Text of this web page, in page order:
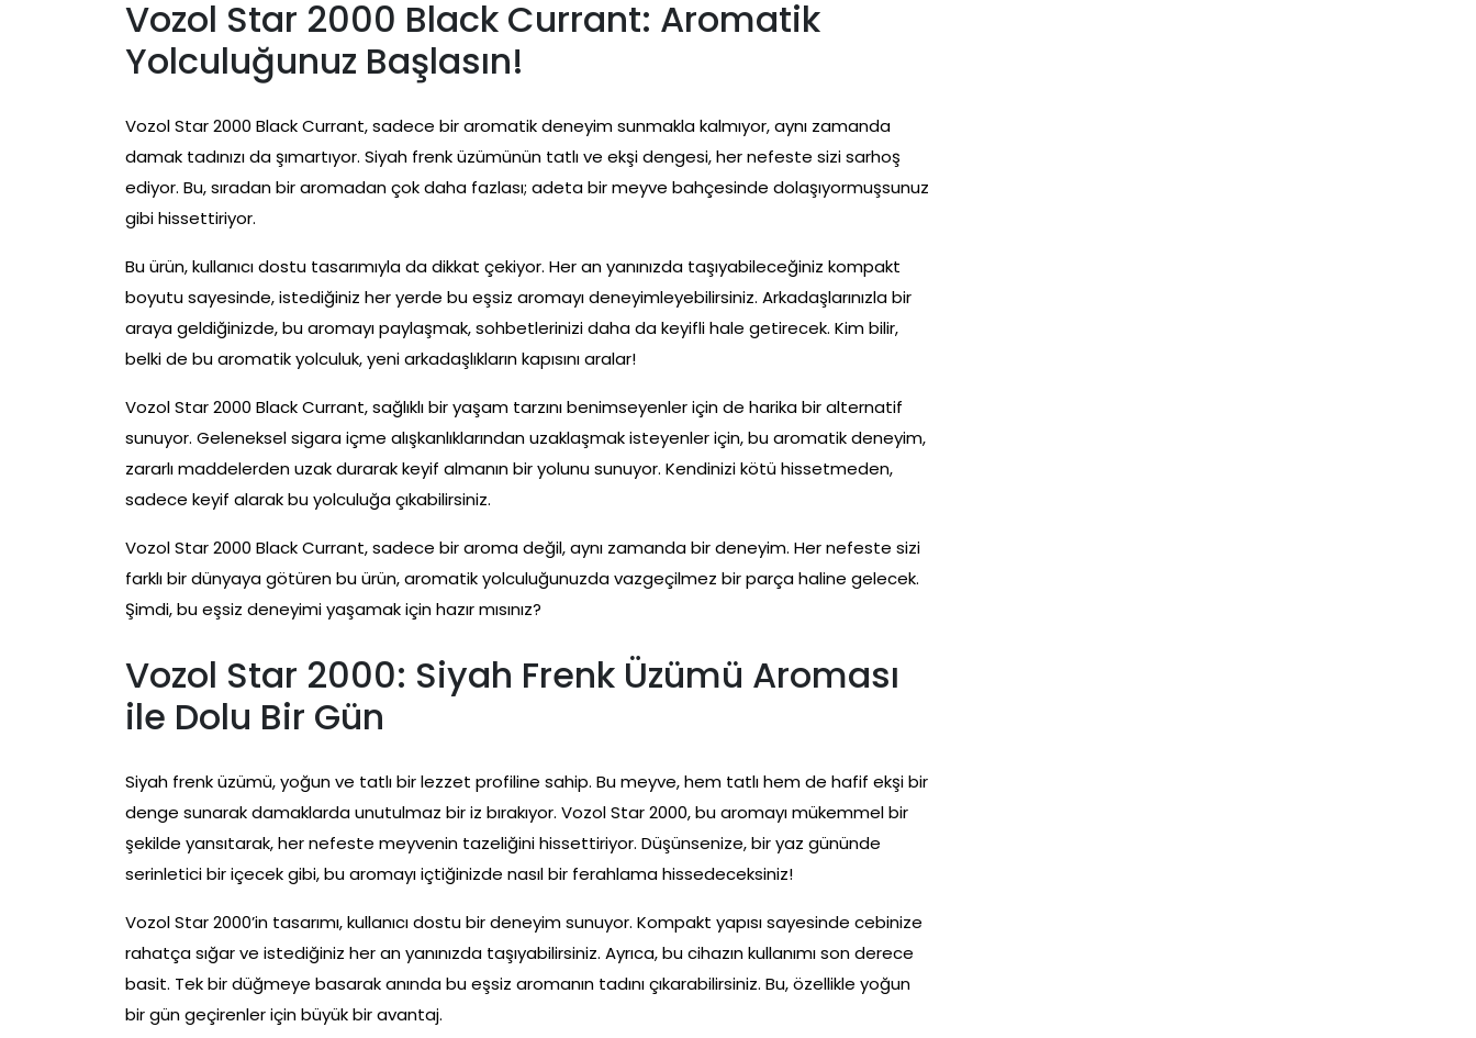
Vozol Star 2000 Black Currant: Aromatik
Yolculuğunuz Başlasın!
Vozol Star 2000 Black Currant, sadece bir aromatik deneyim sunmakla kalmıyor, aynı zamanda
damak tadınızı da şımartıyor. Siyah frenk üzümünün tatlı ve ekşi dengesi, her nefeste sizi sarhoş
ediyor. Bu, sıradan bir aromadan çok daha fazlası; adeta bir meyve bahçesinde dolaşıyormuşsunuz
gibi hissettiriyor.
Bu ürün, kullanıcı dostu tasarımıyla da dikkat çekiyor. Her an yanınızda taşıyabileceğiniz kompakt
boyutu sayesinde, istediğiniz her yerde bu eşsiz aromayı deneyimleyebilirsiniz. Arkadaşlarınızla bir
araya geldiğinizde, bu aromayı paylaşmak, sohbetlerinizi daha da keyifli hale getirecek. Kim bilir,
belki de bu aromatik yolculuk, yeni arkadaşlıkların kapısını aralar!
Vozol Star 2000 Black Currant, sağlıklı bir yaşam tarzını benimseyenler için de harika bir alternatif
sunuyor. Geleneksel sigara içme alışkanlıklarından uzaklaşmak isteyenler için, bu aromatik deneyim,
zararlı maddelerden uzak durarak keyif almanın bir yolunu sunuyor. Kendinizi kötü hissetmeden,
sadece keyif alarak bu yolculuğa çıkabilirsiniz.
Vozol Star 2000 Black Currant, sadece bir aroma değil, aynı zamanda bir deneyim. Her nefeste sizi
farklı bir dünyaya götüren bu ürün, aromatik yolculuğunuzda vazgeçilmez bir parça haline gelecek.
Şimdi, bu eşsiz deneyimi yaşamak için hazır mısınız?
Vozol Star 2000: Siyah Frenk Üzümü Aroması
ile Dolu Bir Gün
Siyah frenk üzümü, yoğun ve tatlı bir lezzet profiline sahip. Bu meyve, hem tatlı hem de hafif ekşi bir
denge sunarak damaklarda unutulmaz bir iz bırakıyor. Vozol Star 2000, bu aromayı mükemmel bir
şekilde yansıtarak, her nefeste meyvenin tazeliğini hissettiriyor. Düşünsenize, bir yaz gününde
serinletici bir içecek gibi, bu aromayı içtiğinizde nasıl bir ferahlama hissedeceksiniz!
Vozol Star 2000’in tasarımı, kullanıcı dostu bir deneyim sunuyor. Kompakt yapısı sayesinde cebinize
rahatça sığar ve istediğiniz her an yanınızda taşıyabilirsiniz. Ayrıca, bu cihazın kullanımı son derece
basit. Tek bir düğmeye basarak anında bu eşsiz aromanın tadını çıkarabilirsiniz. Bu, özellikle yoğun
bir gün geçirenler için büyük bir avantaj.